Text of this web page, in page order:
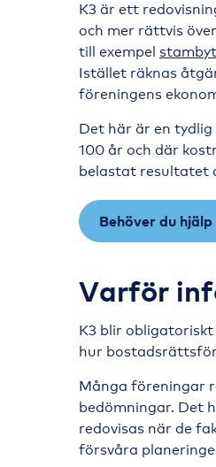
K3 är ett
och mer rättvis
till exempel
Istället räknas
föreningens
Det här är en tydlig
100 år och där
belastat resultatet
Behöver du
Varför
K3 blir
hur
Många föreningar
bedömningar. Det
redovisas när de
försvåra